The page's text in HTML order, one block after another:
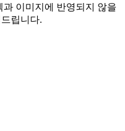
이미지에 반영되지 않을
립니다.